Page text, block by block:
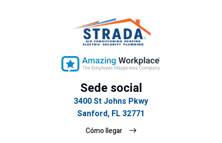
Sede social
3400 St Johns Pkwy
Sanford, FL 32771
Cómo llegar